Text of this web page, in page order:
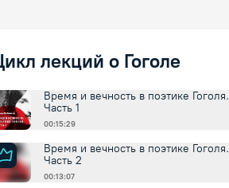
лекций о Гоголе
Время и вечность в поэтике Гоголя.
Часть 1
00:15:29
Время и вечность в поэтике Гоголя.
Часть 2
00:13:07